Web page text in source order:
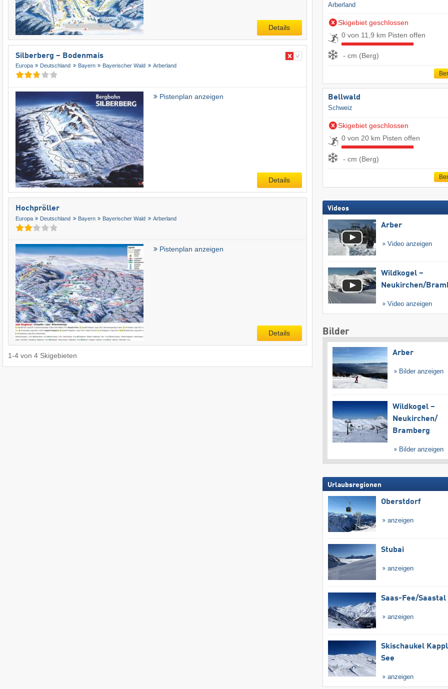
Details
Silberberg – Bodenmais
Europa Deutschland Bayern Bayerischer Wald Arberland
Pistenplan anzeigen
Details
Hochpröller
Europa Deutschland Bayern Bayerischer Wald Arberland
Pistenplan anzeigen
Details
1-4 von 4 Skigebieten
Arberland
Skigebiet geschlossen
0 von 11,9 km Pisten offen
- cm (Berg)
Bellwald
Schweiz
Skigebiet geschlossen
0 von 20 km Pisten offen
- cm (Berg)
Videos
Arber
Video anzeigen
Wildkogel –
Neukirchen/​
Video anzeigen
Bilder
Arber
Bilder anzeigen
Wildkogel –
Neukirchen/​
Bramberg
Bilder anzeigen
Urlaubsregionen
Oberstdorf
anzeigen
Stubai
anzeigen
Saas-Fee/​Saastal
anzeigen
Skischaukel
See
anzeigen